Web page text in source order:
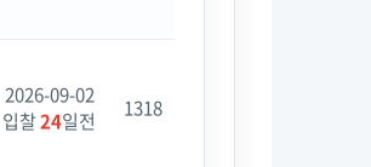
2026-09-02
입찰24일전 1318